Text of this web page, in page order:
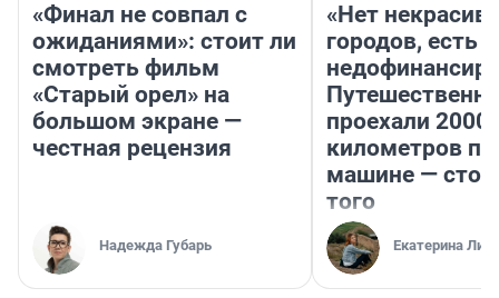
«Финал не совпал с
ожиданиями»: стоит ли
смотреть фильм
«Старый орел» на
большом экране —
честная рецензия
Надежда Губарь
«Нет
городов, есть
проехали 2000
километров по
машине —
того
Екатерина